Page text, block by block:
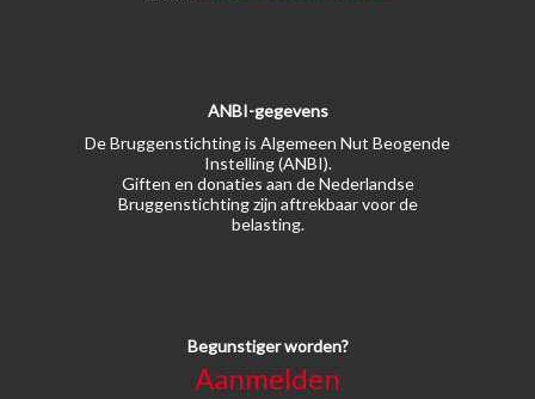
ANBI-gegevens
De Bruggenstichting is Algemeen Nut Beogende
Instelling (ANBI).
Giften en donaties aan de Nederlandse
Bruggenstichting zijn aftrekbaar voor de
belasting.
Begunstiger worden?
Aanmelden